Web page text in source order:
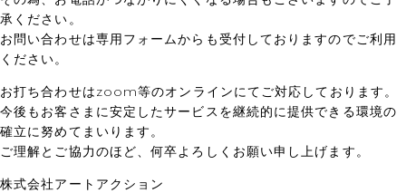
承ください。
お問い合わせは専用フォームからも受付しておりますのでご利用
ください。
お打ち合わせはzoom等のオンラインにてご対応しております。
今後もお客さまに安定したサービスを継続的に提供できる環境の
確立に努めてまいります。
ご理解とご協力のほど、何卒よろしくお願い申し上げます。
株式会社アートアクション